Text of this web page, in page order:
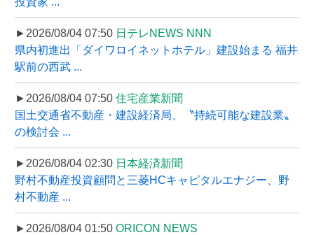
►2026/08/04 07:50 日テレNEWS NNN
県内初進出「ダイワロイネットホテル」建設始まる 福井
駅前の西武 ...
►2026/08/04 07:50 住宅産業新聞
国土交通省不動産・建設経済局、〝持続可能な建設業〟
の検討会 ...
►2026/08/04 02:30 日本経済新聞
野村不動産投資顧問と三菱HCキャピタルエナジー、野
村不動産 ...
►2026/08/04 01:50 ORICON NEWS